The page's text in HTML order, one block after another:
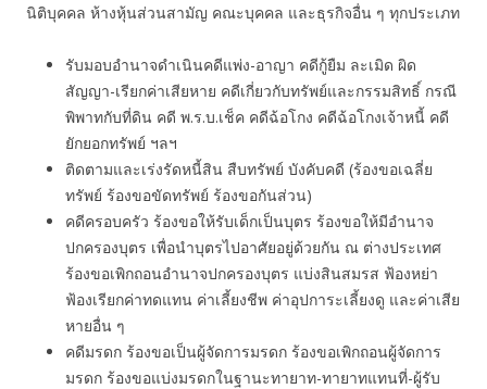
นิติบุคคล ห้างหุ้นส่วนสามัญ คณะบุคคล และธุรกิจอื่น ๆ ทุกประเภท
รับมอบอำนาจดำเนินคดีแพ่ง-อาญา คดีกู้ยืม ละเมิด ผิด
สัญญา-เรียกค่าเสียหาย คดีเกี่ยวกับทรัพย์และกรรมสิทธิ์ กรณี
พิพาทกับที่ดิน คดี พ.ร.บ.เช็ค คดีฉ้อโกง คดีฉ้อโกงเจ้าหนี้ คดี
ยักยอกทรัพย์ ฯลฯ
ติดตามและเร่งรัดหนี้สิน สืบทรัพย์ บังคับคดี (ร้องขอเฉลี่ย
ทรัพย์ ร้องขอขัดทรัพย์ ร้องขอกันส่วน)
คดีครอบครัว ร้องขอให้รับเด็กเป็นบุตร ร้องขอให้มีอำนาจ
ปกครองบุตร เพื่อนำบุตรไปอาศัยอยู่ด้วยกัน ณ ต่างประเทศ
ร้องขอเพิกถอนอำนาจปกครองบุตร แบ่งสินสมรส ฟ้องหย่า
ฟ้องเรียกค่าทดแทน ค่าเลี้ยงชีพ ค่าอุปการะเลี้ยงดู และค่าเสีย
หายอื่น ๆ
คดีมรดก ร้องขอเป็นผู้จัดการมรดก ร้องขอเพิกถอนผู้จัดการ
มรดก ร้องขอแบ่งมรดกในฐานะทายาท-ทายาทแทนที่-ผู้รับ